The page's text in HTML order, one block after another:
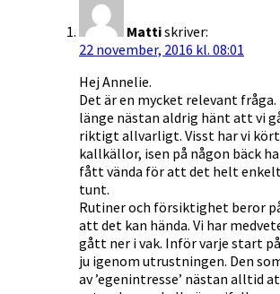
Mattiskriver:
22 november, 2016 kl. 08:01
Hej Annelie.
Det är en mycket relevant fråga.
länge nästan aldrig hänt att vi
riktigt allvarligt. Visst har vi
kallkällor, isen på någon bäck
fått vända för att det helt
tunt.
Rutiner och försiktighet beror
att det kan hända. Vi har
gått ner i vak. Inför varje start
ju igenom utrustningen. Den
av ’egenintresse’ nästan alltid